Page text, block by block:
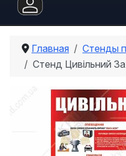
Главная
Стенды
Стенд Цивільний